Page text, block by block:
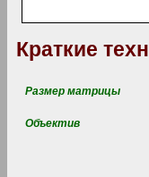
Краткие
Размер матрицы
Объектив